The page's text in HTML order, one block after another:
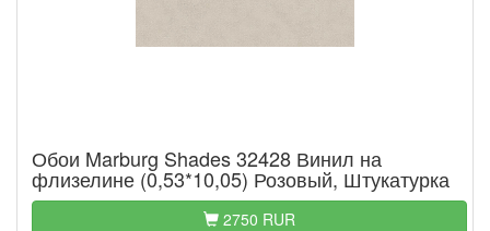
Обои Marburg Shades 32428 Винил на
флизелине (0,53*10,05) Розовый, Штукатурка
2750 RUR